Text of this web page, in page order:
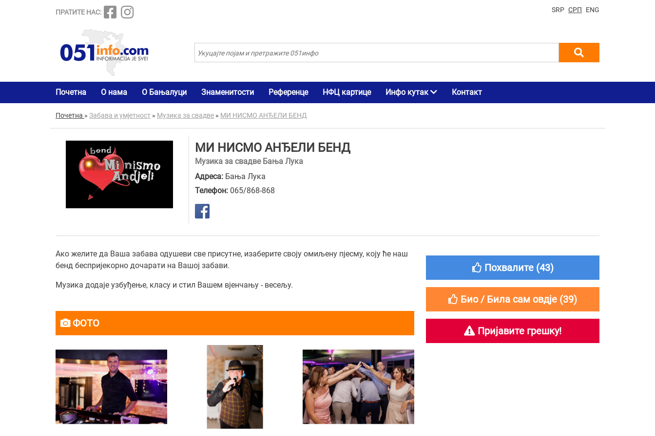
ПРАТИТЕ НАС: SRP СРП ENG
Почетна О нама О Бањалуци Знаменитости Референце НФЦ картице Инфо кутак Контакт
Почетна » Забава и умјетност » Музика за свадве » МИ НИСМО АНЂЕЛИ БЕНД
МИ НИСМО АНЂЕЛИ БЕНД
Музика за свадве Бања Лука
Адреса: Бања Лука
Телефон: 065/868-868
Ако желите да Ваша забава одушеви све присутне, изаберите своју омиљену пјесму, коју ће наш
бенд беспријекорно дочарати на Вашој забави.
Музика додаје узбуђење, класу и стил Вашем вјенчању - весељу.
ФОТО
Похвалите (43)
Био / Била сам овдје (39)
Пријавите грешку!